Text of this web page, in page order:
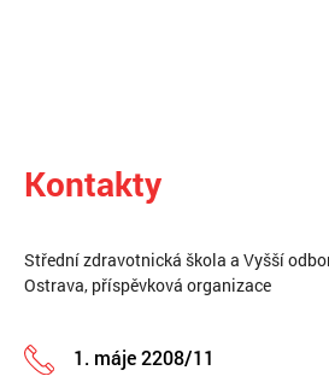
Kontakty
Střední zdravotnická škola a Vyšší
Ostrava, příspěvková organizace
1. máje 2208/11